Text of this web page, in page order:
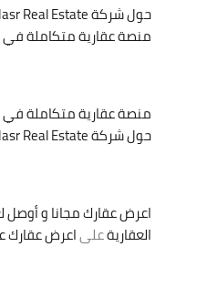
حول شركة Gate Masr Real Estate - بوابة مصر العقارية
منصة عقارية متكاملة
منصة عقارية متكاملة في
حول شركة Gate Masr Real Estate
اعرض عقارك مجانا و أوصل
العقاريةعلىاعرض عقارك